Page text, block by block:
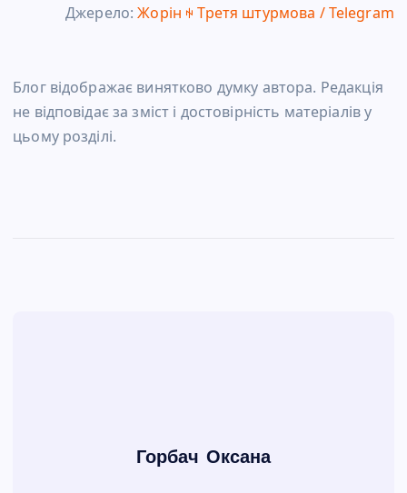
Джерело: Жорін ꑭ Третя штурмова / Telegram
Блог відображає винятково думку автора. Редакція
не відповідає за зміст і достовірність матеріалів у
цьому розділі.
Горбач Оксана